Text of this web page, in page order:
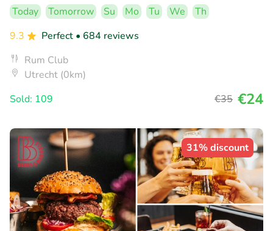
Today Tomorrow Su Mo Tu We
Th
9.3
Perfect • 684 reviews
Rum Club
Utrecht (0km)
Sold: 109
€35 €24
31% discount